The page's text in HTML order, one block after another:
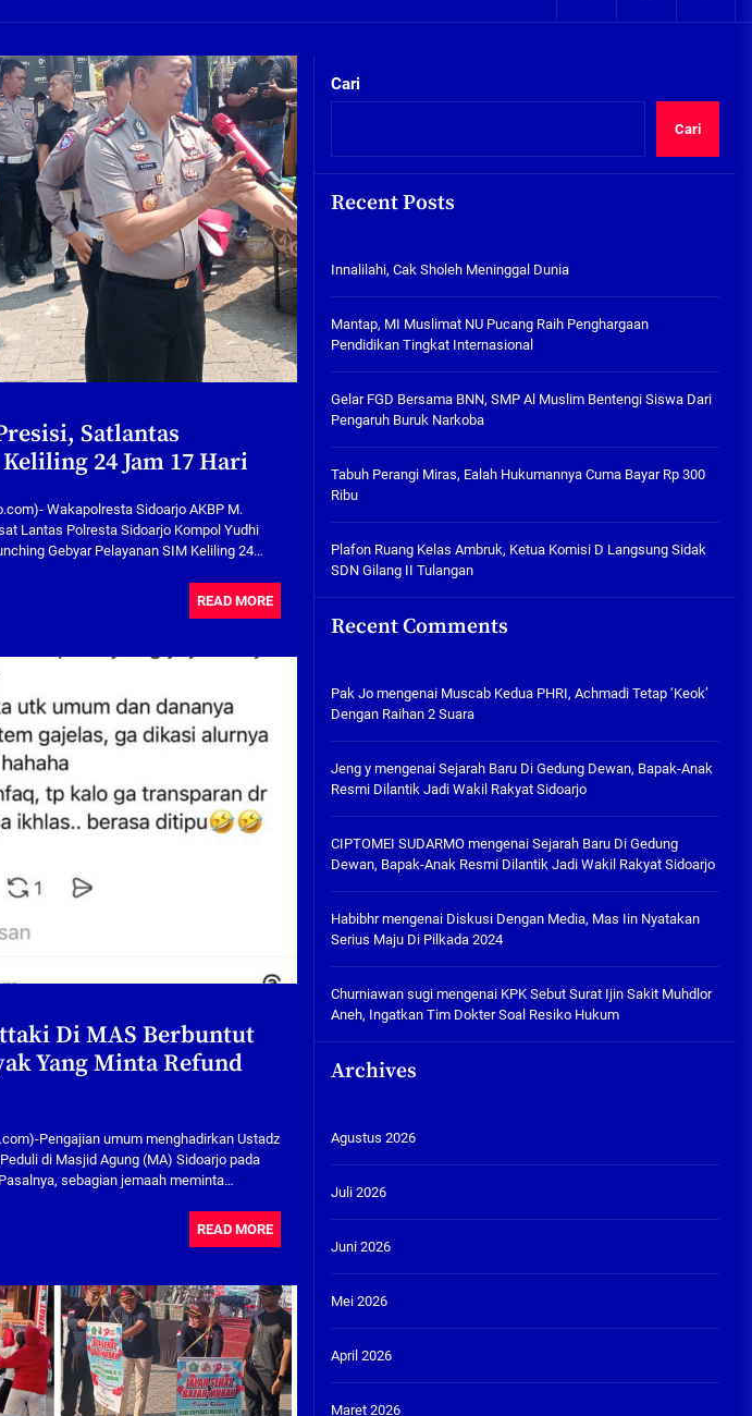
SDN Gilang II Tulangan
Mantap, MI Muslimat NU
Pucang Raih Penghargaan
Pendidikan Tingkat
Internasional
06/08/2026
Gelar FGD Bersama BNN, SMP Al
Muslim Bentengi Siswa Dari
05/08/2026
Hukumannya Cuma Bayar Rp
300 Ribu
Plafon Ruang Kelas Ambruk,
Ketua Komisi D Langsung Sidak
05/08/2026
Semakin Dekat
Semakin Dekat
Kali Panggil Pansel Dan Minta Ada Pakta Integritas
Satlantas
24 Jam 17 Hari
Wakapolresta Sidoarjo AKBP M.
Lantas Polresta Sidoarjo Kompol Yudhi
Gebyar Pelayanan SIM Keliling 24
READ MORE
Di MAS Berbuntut
Yang Minta Refund
Pengajian umum menghadirkan Ustadz
di Masjid Agung (MA) Sidoarjo pada
sebagian jemaah meminta
READ MORE
Cari
Cari
Recent Posts
Innalilahi, Cak Sholeh Meninggal Dunia
Mantap, MI Muslimat NU Pucang Raih Penghargaan
Pendidikan Tingkat Internasional
Gelar FGD Bersama BNN, SMP Al Muslim Bentengi Siswa Dari
Pengaruh Buruk Narkoba
Tabuh Perangi Miras, Ealah Hukumannya Cuma Bayar Rp 300
Ribu
Plafon Ruang Kelas Ambruk, Ketua Komisi D Langsung Sidak
SDN Gilang II Tulangan
Recent Comments
Pak Jomengenai Muscab Kedua PHRI, Achmadi Tetap ‘Keok’
Dengan Raihan 2 Suara
Jeng ymengenai Sejarah Baru Di Gedung Dewan, Bapak-Anak
Resmi Dilantik Jadi Wakil Rakyat Sidoarjo
CIPTOMEI SUDARMOmengenai Sejarah Baru Di Gedung
Dewan, Bapak-Anak Resmi Dilantik Jadi Wakil Rakyat Sidoarjo
Habibhrmengenai Diskusi Dengan Media, Mas Iin Nyatakan
Serius Maju Di Pilkada 2024
Churniawan sugimengenai KPK Sebut Surat Ijin Sakit Muhdlor
Aneh, Ingatkan Tim Dokter Soal Resiko Hukum
Archives
Agustus 2026
Juli 2026
Juni 2026
Mei 2026
April 2026
Maret 2026